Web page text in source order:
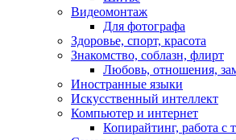
Видеомонтаж
Для фотографа
Здоровье, спорт, красота
Знакомство, соблазн, флирт
Любовь, отношения,
Иностранные языки
Искусственный интеллект
Компьютер и интернет
Копирайтинг, работа с